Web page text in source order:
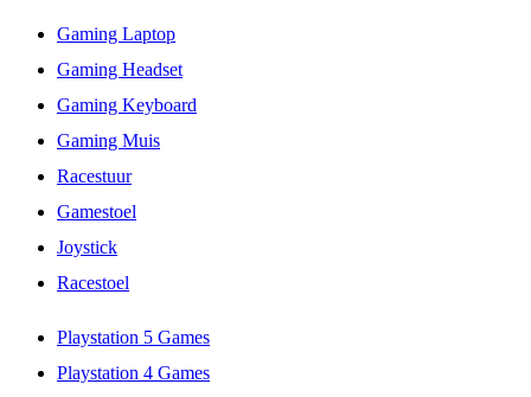
Gaming Laptop
Gaming Headset
Gaming Keyboard
Gaming Muis
Racestuur
Gamestoel
Joystick
Racestoel
Playstation 5 Games
Playstation 4 Games